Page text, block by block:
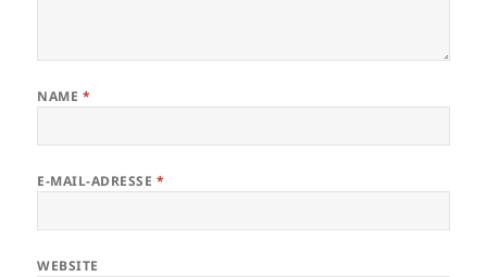
NAME *
E-MAIL-ADRESSE *
WEBSITE